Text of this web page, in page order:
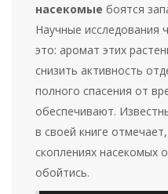
насекомые боятся
Научные исследования
это: аромат этих
снизить активность
полного спасения от
обеспечивают.
в своей книге
скоплениях насекомых
обойтись.